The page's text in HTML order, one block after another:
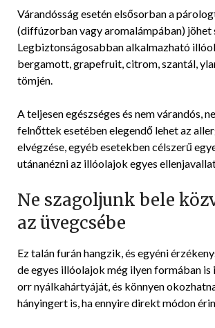
Várandósság esetén elsősorban a
(diffúzorban vagy aromalámpában) jöhet
Legbiztonságosabban alkalmazható
bergamott, grapefruit, citrom, szantál,
tömjén.
A teljesen egészséges és nem várandós,
felnőttek esetében elegendő lehet az
elvégzése, egyéb esetekben célszerű
utánanézni az illóolajok egyes
Ne szagoljunk bele
az üvegcsébe
Ez talán furán hangzik, és egyéni
de egyes illóolajok még ilyen formában
orr nyálkahártyáját, és könnyen
hányingert is, ha ennyire direkt módon